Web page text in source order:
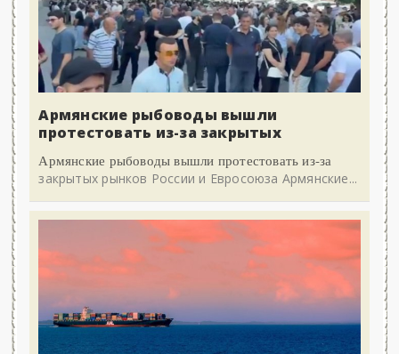
Армянские рыбоводы вышли
протестовать из-за закрытых
Армянские рыбоводы вышли протестовать из-за
закрытых рынков России и Евросоюза Армянские...